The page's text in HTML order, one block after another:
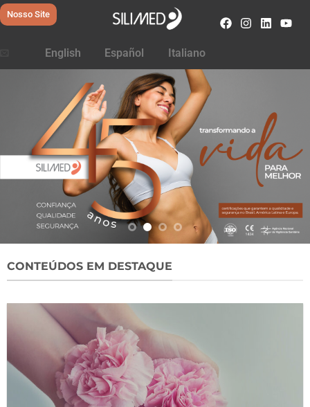
Nosso Site
English Español Italiano
CONTEÚDOS EM DESTAQUE